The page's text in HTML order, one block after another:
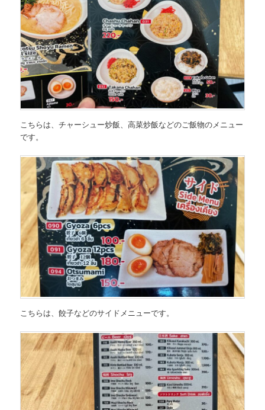
こちらは、チャーシュー炒飯、高菜炒飯などのご飯物のメニュー
です。
こちらは、餃子などのサイドメニューです。